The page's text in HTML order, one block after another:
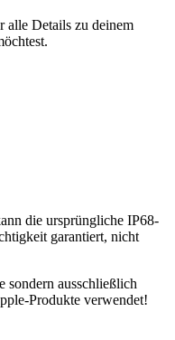
alle Details zu deinem
die ursprüngliche IP68-
garantiert, nicht
sondern ausschließlich
Produkte verwendet!